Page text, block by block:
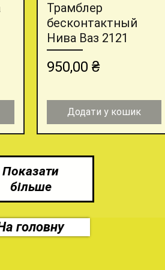
Швидкий перегляд
Трамблер
бесконтактный
Нива Ваз 2121
Ціна
950,00 ₴
Додати у кошик
Показати
більше
головну